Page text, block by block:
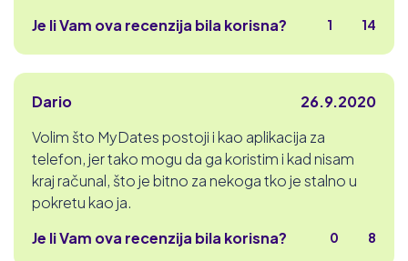
Je li Vam ova recenzija bila korisna?
1 14
Dario
26.9.2020
Volim što MyDates postoji i kao aplikacija za
telefon, jer tako mogu da ga koristim i kad nisam
kraj računal, što je bitno za nekoga tko je stalno u
pokretu kao ja.
Je li Vam ova recenzija bila korisna?
0 8